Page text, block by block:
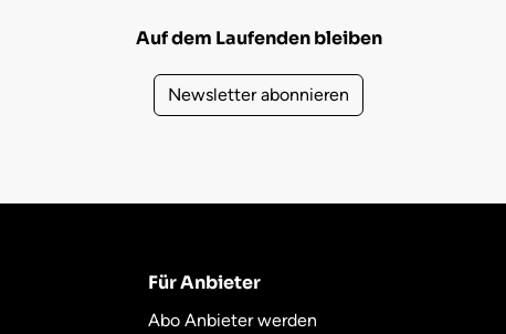
Auf dem Laufenden bleiben
Newsletter abonnieren
Für Anbieter
Abo Anbieter werden